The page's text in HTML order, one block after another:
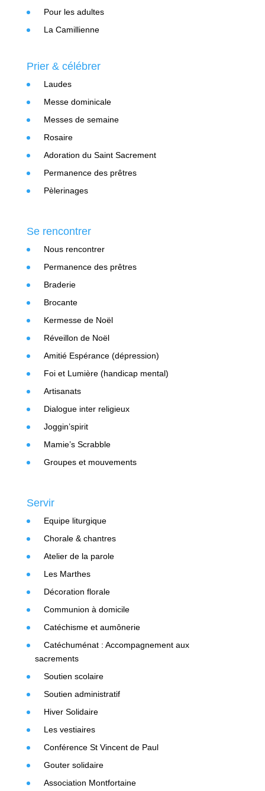
Pour les adultes
La Camillienne
Prier & célébrer
Laudes
Messe dominicale
Messes de semaine
Rosaire
Adoration du Saint Sacrement
Permanence des prêtres
Pèlerinages
Se rencontrer
Nous rencontrer
Permanence des prêtres
Braderie
Brocante
Kermesse de Noël
Réveillon de Noël
Amitié Espérance (dépression)
Foi et Lumière (handicap mental)
Artisanats
Dialogue inter religieux
Joggin’spirit
Mamie’s Scrabble
Groupes et mouvements
Servir
Equipe liturgique
Chorale & chantres
Atelier de la parole
Les Marthes
Décoration florale
Communion à domicile
Catéchisme et aumônerie
Catéchuménat : Accompagnement aux
sacrements
Soutien scolaire
Soutien administratif
Hiver Solidaire
Les vestiaires
Conférence St Vincent de Paul
Gouter solidaire
Association Montfortaine